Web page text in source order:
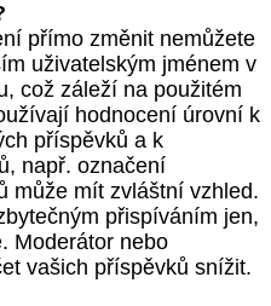
přímo změnit nemůžete
uživatelským jménem v
což záleží na použitém
hodnocení úrovní k
příspěvků a k
např. označení
může mít zvláštní vzhled.
přispíváním jen,
Moderátor nebo
vašich příspěvků snížit.